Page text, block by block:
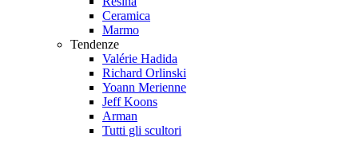
Ceramica
Marmo
Tendenze
Valérie Hadida
Richard Orlinski
Yoann Merienne
Jeff Koons
Arman
Tutti gli scultori